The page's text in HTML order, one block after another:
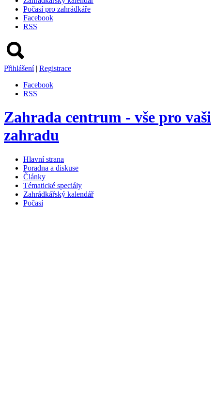
Počasí pro zahrádkáře
Facebook
RSS
Přihlášení | Registrace
Facebook
RSS
Zahrada centrum - vše pro vaši
zahradu
Hlavní strana
Poradna a diskuse
Články
Tématické speciály
Zahrádkářský kalendář
Počasí